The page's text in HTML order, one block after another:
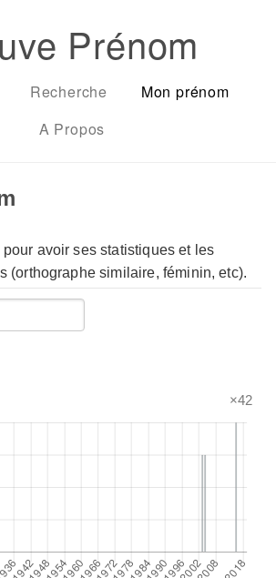
Prénom
Recherche
Mon prénom
A Propos
avoir ses statistiques et les
(orthographe similaire, féminin, etc).
×42